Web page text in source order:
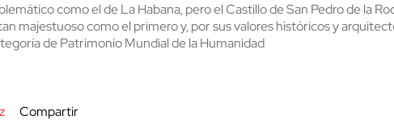
como el de La Habana, pero el Castillo de San Pedro de la
majestuoso como el primero y, por sus valores históricos y
de Patrimonio Mundial de la Humanidad
Compartir